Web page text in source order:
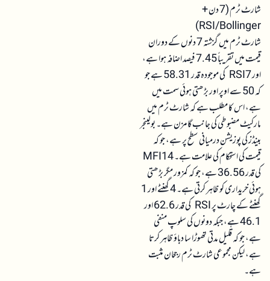
شارٹ ٹرم (7 دن +
RSI/Bollinger)
شارٹ ٹرم میں گزشتہ 7 دنوں کے دوران
قیمت میں تقریباً 7.45 فیصد اضافہ ہوا ہے،
اور RSI7 کی موجودہ قدر 58.31 ہے جو
کہ 50 سے اوپر اور بڑھتی ہوئی سمت میں
ہے، اس کا مطلب ہے کہ شارٹ ٹرم میں
مارکیٹ مضبوطی کی جانب گامزن ہے۔ بولینجر
بینڈز کی پوزیشن درمیانی سطح پر ہے، جو کہ
قیمت کی استحکام کی علامت ہے۔ MFI14
کی قدر 36.56 ہے، جو کہ کمزور مگر بڑھتی
ہوئی خریداری کو ظاہر کرتی ہے۔ 4 گھنٹے اور 1
گھنٹے کے چارٹ پر RSI کی قدر 62.6 اور
46.1 ہے، جبکہ دونوں کی سلوپ منفی
ہے، جو کہ قلیل مدتی تھوڑا سا دباؤ ظاہر کرتا
ہے، لیکن مجموعی شارٹ ٹرم رجحان مثبت
ہے۔